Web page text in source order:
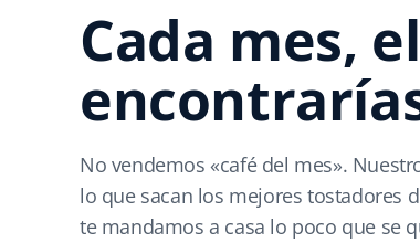
Cada mes,
No vendemos «café del mes».
lo que sacan los mejores tostadores
te mandamos a casa lo poco que se